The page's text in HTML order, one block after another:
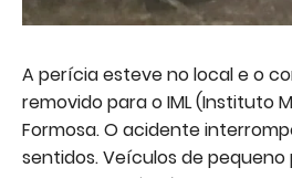
A perícia esteve no local e o
removido para o IML (Instituto
Formosa. O acidente
sentidos. Veículos de